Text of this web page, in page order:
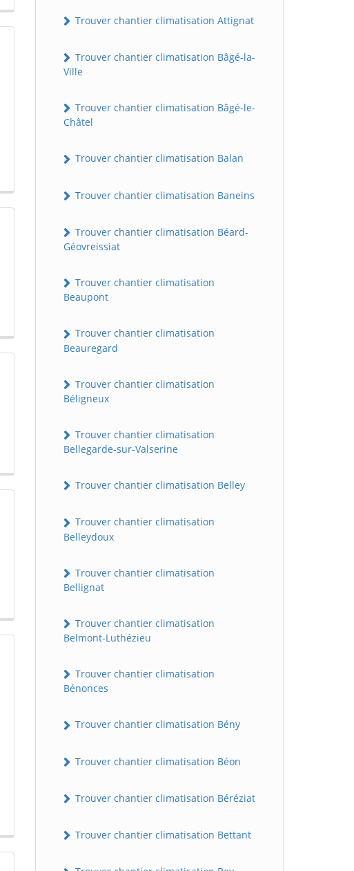
Trouver chantier climatisation Attignat
Trouver chantier climatisation Bâgé-la-
Ville
Trouver chantier climatisation Bâgé-le-
Châtel
Trouver chantier climatisation Balan
Trouver chantier climatisation Baneins
Trouver chantier climatisation Béard-
Géovreissiat
Trouver chantier climatisation
Beaupont
Trouver chantier climatisation
Beauregard
Trouver chantier climatisation
Béligneux
Trouver chantier climatisation
Bellegarde-sur-Valserine
Trouver chantier climatisation Belley
Trouver chantier climatisation
Belleydoux
Trouver chantier climatisation
Bellignat
Trouver chantier climatisation
Belmont-Luthézieu
Trouver chantier climatisation
Bénonces
Trouver chantier climatisation Bény
Trouver chantier climatisation Béon
Trouver chantier climatisation Béréziat
Trouver chantier climatisation Bettant